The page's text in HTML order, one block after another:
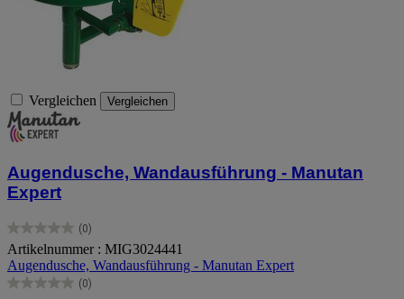
Vergleichen Vergleichen
Augendusche, Wandausführung - Manutan
Expert
(0)
0.0
von
5
Sternen.
Artikelnummer : MIG3024441
Augendusche, Wandausführung - Manutan Expert
(0)
0.0